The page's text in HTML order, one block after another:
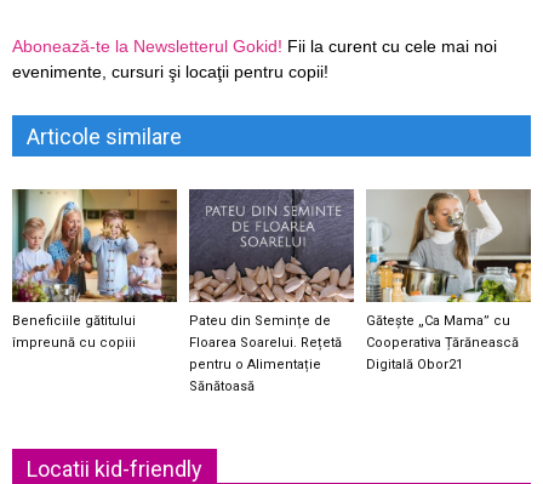
Abonează-te la Newsletterul Gokid! Fii la curent cu cele mai noi
evenimente, cursuri şi locaţii pentru copii!
Articole similare
Beneficiile gătitului
împreună cu copiii
Pateu din Semințe de
Floarea Soarelui. Rețetă
pentru o Alimentație
Sănătoasă
Gătește „Ca Mama” cu
Cooperativa Țărănească
Digitală Obor21
Locatii kid-friendly